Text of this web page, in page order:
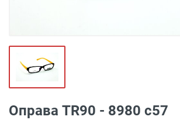
Оправа TR90 - 8980 с57